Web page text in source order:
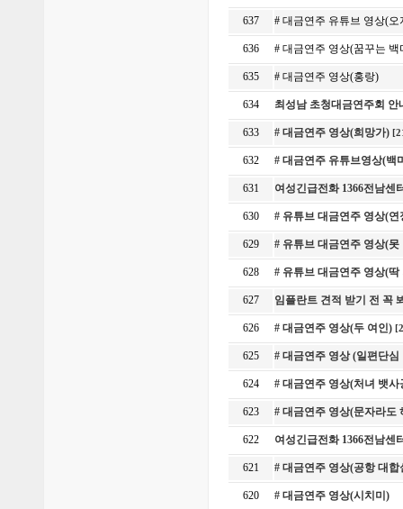
637 # 대금연주 유튜브 영상(
636 # 대금연주 영상(꿈꾸는
635 # 대금연주 영상(홍랑)
634 최성남 초청대금연주회
633 # 대금연주 영상(희망가)
632 # 대금연주 유튜브영상(
631 여성긴급전화 1366전남
630 # 유튜브 대금연주 영상(
629 # 유튜브 대금연주 영상(
628 # 유튜브 대금연주 영상(
627 임플란트 견적 받기 전 꼭
626 # 대금연주 영상(두 여인)
625 # 대금연주 영상 (일편단
624 # 대금연주 영상(처녀 뱃
623 # 대금연주 영상(문자라
622 여성긴급전화 1366전남
621 # 대금연주 영상(공항 대
620 # 대금연주 영상(시치미)